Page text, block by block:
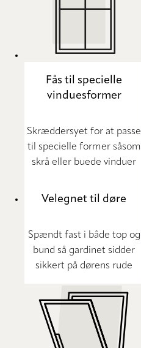
Fås til specielle
vinduesformer
Skræddersyet for at passe
til specielle former såsom
skrå eller buede vinduer
Velegnet til døre
Spændt fast i både top og
bund så gardinet sidder
sikkert på dørens rude